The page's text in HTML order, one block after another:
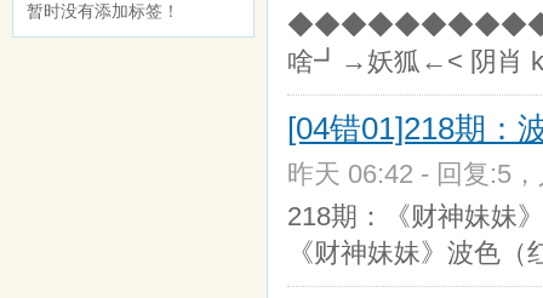
暂时没有添加标签！
啥┛→妖狐←< 阴肖 k
[04错01]218期：
昨天 06:42 - 回复:5
218期：《财神妹妹
《财神妹妹》波色（